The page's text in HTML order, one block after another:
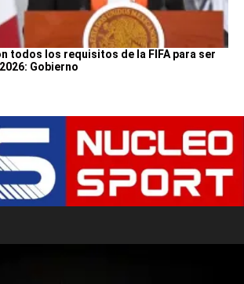
todos los requisitos de la FIFA para ser
Gobierno